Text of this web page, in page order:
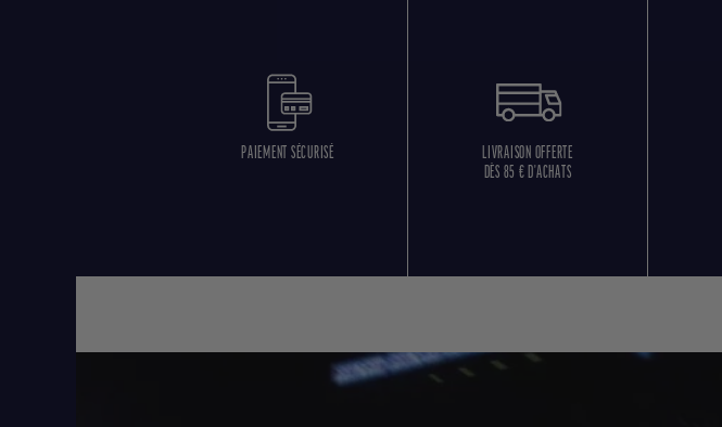
PAIEMENT SÉCURISÉ
LIVRAISON OFFERTE
DÈS 85 € D'ACHATS